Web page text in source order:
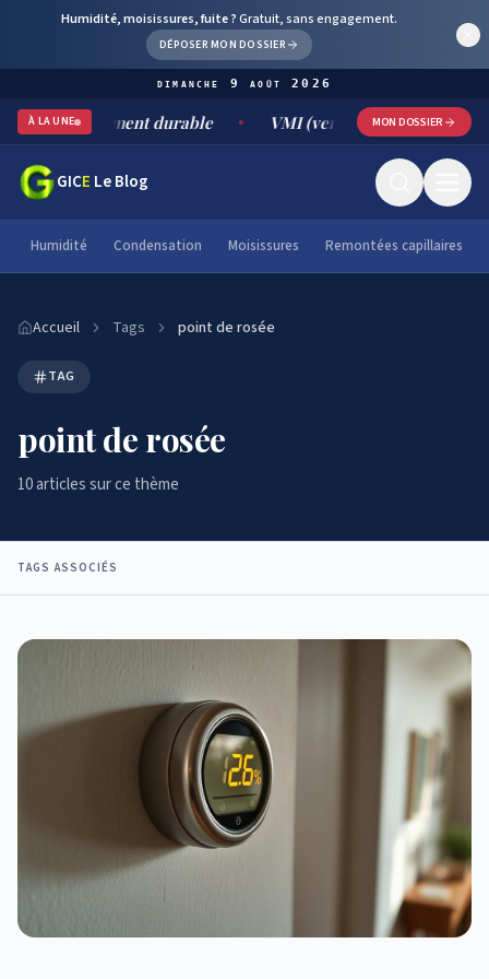
Humidité, moisissures, fuite ?Gratuit, sans engagement.
DÉPOSER MON DOSSIER
dimanche 9 août 2026
À LA UNE durable VMI (ventilation mécanique par
MON DOSSIER
GICE Le Blog
Humidité Condensation Moisissures Remontées capillaires
Accueil Tags point de rosée
TAG
point de rosée
10articlessur ce thème
TAGS ASSOCIÉS